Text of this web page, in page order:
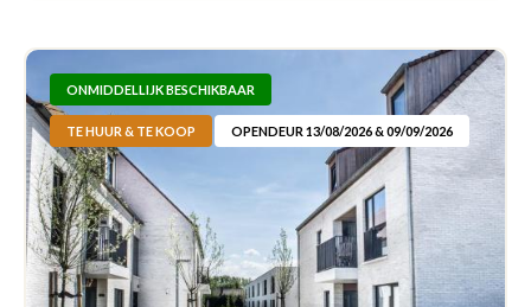
ONMIDDELLIJK BESCHIKBAAR
TE HUUR & TE KOOP OPENDEUR 13/08/2026 & 09/09/2026